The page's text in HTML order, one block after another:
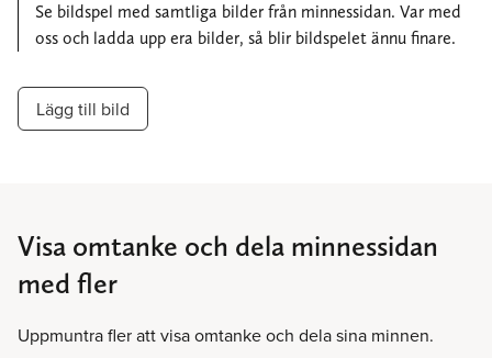
Se bildspel med samtliga bilder från minnessidan. Var med
oss och ladda upp era bilder, så blir bildspelet ännu finare.
Lägg till bild
Visa omtanke och dela minnessidan
med fler
Uppmuntra fler att visa omtanke och dela sina minnen.